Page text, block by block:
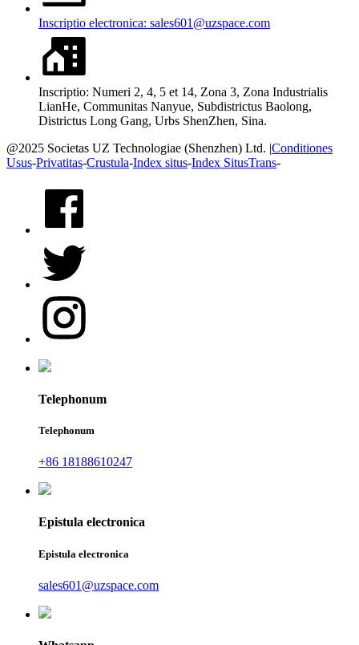
Inscriptio electronica: sales601@uzspace.com
Inscriptio: Numeri 2, 4, 5 et 14, Zona 3, Zona Industrialis
LianHe, Communitas Nanyue, Subdistrictus Baolong,
Districtus Long Gang, Urbs ShenZhen, Sina.
@2025 Societas UZ Technologiae (Shenzhen) Ltd. |Conditiones
Usus-Privatitas-Crustula-Index situs-Index SitusTrans-
Telephonum
Telephonum
+86 18188610247
Epistula electronica
Epistula electronica
sales601@uzspace.com